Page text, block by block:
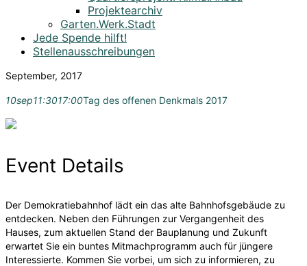
Projektearchiv
Garten.Werk.Stadt
Jede Spende hilft!
Stellenausschreibungen
September, 2017
10sep11:3017:00Tag des offenen Denkmals 2017
Event Details
Der Demokratiebahnhof lädt ein das alte Bahnhofsgebäude zu
entdecken. Neben den Führungen zur Vergangenheit des
Hauses, zum aktuellen Stand der Bauplanung und Zukunft
erwartet Sie ein buntes Mitmachprogramm auch für jüngere
Interessierte. Kommen Sie vorbei, um sich zu informieren, zu